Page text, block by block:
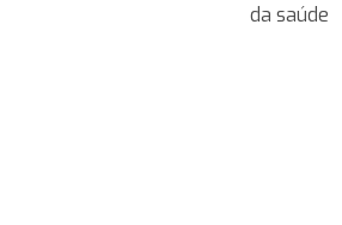
da saúde